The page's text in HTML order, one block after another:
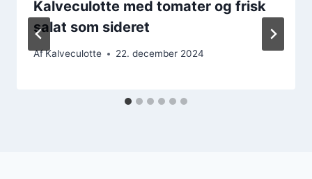
Kalveculotte med tomater og frisk
salat som sideret
AfKalveculotte 22. december 2024